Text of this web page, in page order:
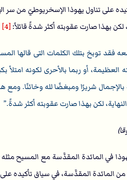
تناول يهوذا الإسخريوطيّ من سر
بهذا صارت عقوبته أكثر شدةً قائلاً: [4]
فقد توبخ بتلك الكلمات التى
العظيمة، أو ربما باﻷحرى لكونه امتلأ
باﻹجمال شريرًا ومبغضًا لله وخائنًا. ومع
لكن بهذا صارت عقوبته أكثر شدةً.
في المائدة المقدَّسة مع المسيح
المائدة المقدَّسة، في سياق تأكيده على